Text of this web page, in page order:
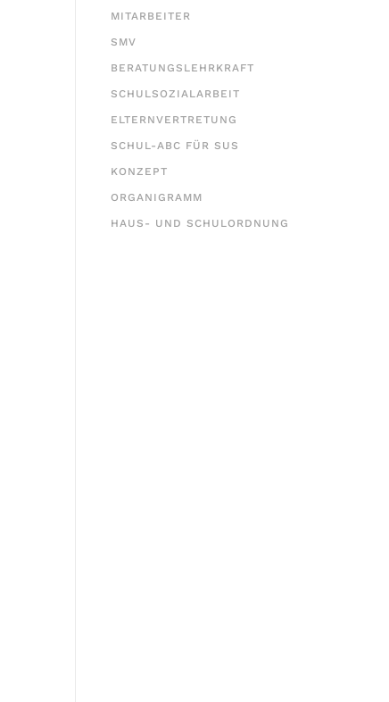
MITARBEITER
SMV
BERATUNGSLEHRKRAFT
SCHULSOZIALARBEIT
ELTERNVERTRETUNG
SCHUL-ABC FÜR SUS
KONZEPT
ORGANIGRAMM
HAUS- UND SCHULORDNUNG